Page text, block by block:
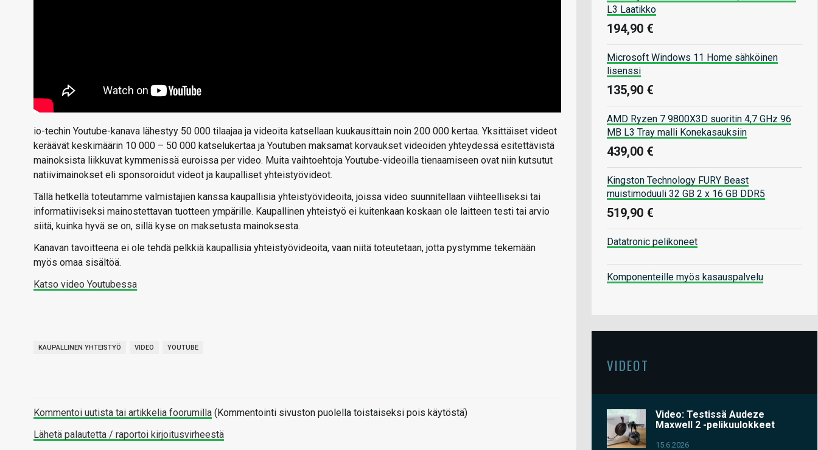
io-techin Youtube-kanava lähestyy 50 000 tilaajaa ja videoita katsellaan kuukausittain noin 200 000 kertaa. Yksittäiset videot
keräävät keskimäärin 10 000 – 50 000 katselukertaa ja Youtuben maksamat korvaukset videoiden yhteydessä esitettävistä
mainoksista liikkuvat kymmenissä euroissa per video. Muita vaihtoehtoja Youtube-videoilla tienaamiseen ovat niin kutsutut
natiivimainokset eli sponsoroidut videot ja kaupalliset yhteistyövideot.
Tällä hetkellä toteutamme valmistajien kanssa kaupallisia yhteistyövideoita, joissa video suunnitellaan viihteelliseksi tai
informatiiviseksi mainostettavan tuotteen ympärille. Kaupallinen yhteistyö ei kuitenkaan koskaan ole laitteen testi tai arvio
siitä, kuinka hyvä se on, sillä kyse on maksetusta mainoksesta.
Kanavan tavoitteena ei ole tehdä pelkkiä kaupallisia yhteistyövideoita, vaan niitä toteutetaan, jotta pystymme tekemään
myös omaa sisältöä.
Katso video Youtubessa
KAUPALLINEN YHTEISTYÖ VIDEO YOUTUBE
Kommentoi uutista tai artikkelia foorumilla (Kommentointi sivuston puolella toistaiseksi pois käytöstä)
Lähetä palautetta / raportoi kirjoitusvirheestä
L3 Laatikko
194,90 €
Microsoft Windows 11 Home sähköinen
lisenssi
135,90 €
AMD Ryzen 7 9800X3D suoritin 4,7 GHz 96
MB L3 Tray malli Konekasauksiin
439,00 €
Kingston Technology FURY Beast
muistimoduuli 32 GB 2 x 16 GB DDR5
519,90 €
Datatronic pelikoneet
Komponenteille myös kasauspalvelu
VIDEOT
Video: Testissä Audeze
Maxwell 2 -pelikuulokkeet
15.6.2026